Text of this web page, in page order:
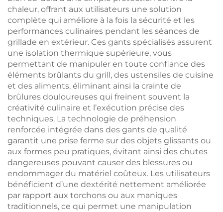
multifonctionnel de
barbecue pour le
camping
chaleur, offrant aux utilisateurs une solution
complète qui améliore à la fois la sécurité et les
performances culinaires pendant les séances de
grillade en extérieur. Ces gants spécialisés assurent
une isolation thermique supérieure, vous
permettant de manipuler en toute confiance des
éléments brûlants du grill, des ustensiles de cuisine
et des aliments, éliminant ainsi la crainte de
brûlures douloureuses qui freinent souvent la
créativité culinaire et l’exécution précise des
techniques. La technologie de préhension
renforcée intégrée dans des gants de qualité
garantit une prise ferme sur des objets glissants ou
aux formes peu pratiques, évitant ainsi des chutes
dangereuses pouvant causer des blessures ou
endommager du matériel coûteux. Les utilisateurs
bénéficient d’une dextérité nettement améliorée
par rapport aux torchons ou aux maniques
traditionnels, ce qui permet une manipulation